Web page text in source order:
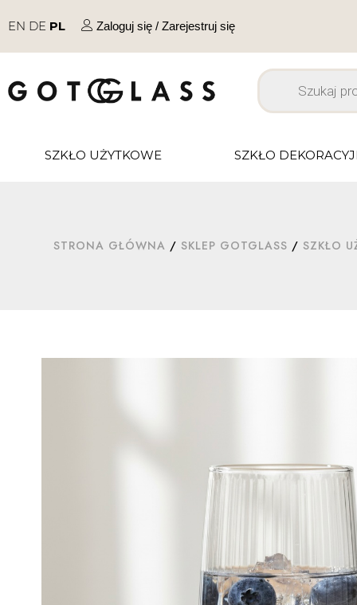
EN DE PL Zaloguj się / Zarejestruj się
SZKŁO UŻYTKOWE SZKŁO
STRONA GŁÓWNA / SKLEP GOTGLASS / SZKŁO